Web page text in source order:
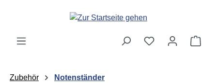
Zum Hauptinhalt springen
Zubehör Notenständer